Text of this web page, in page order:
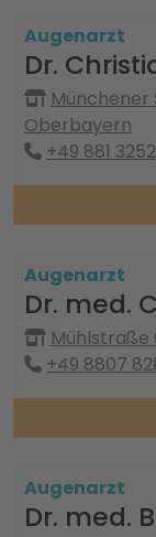
Augenarzt
Dr.
Münchener
Oberbayern
+49 881 3252
Augenarzt
Dr. med.
Mühlstraße
+49 8807
Augenarzt
Dr. med.